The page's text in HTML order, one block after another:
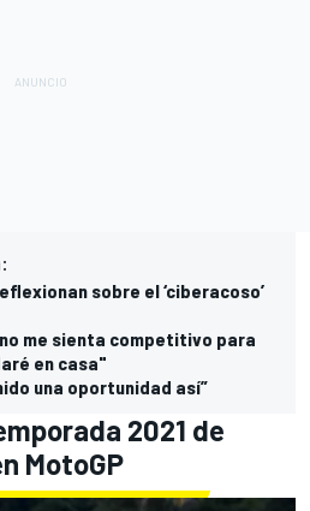
sobre el ‘ciberacoso’
me sienta competitivo para
en casa"
una oportunidad así”
2021 de
MotoGP